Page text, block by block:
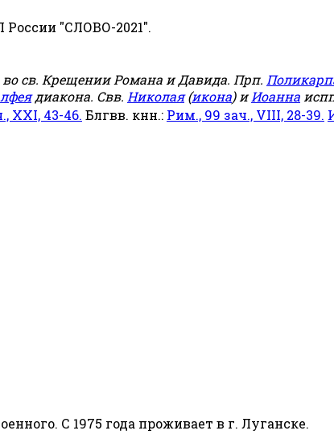
России "СЛОВО-2021".
во св. Крещении Романа и Давида. Прп.
диакона. Свв. Николая(икона) иИоанна
XXI, 43-46. Блгвв. кнн.: Рим., 99 зач., VIII, 28-39.
С 1975 года проживает в г. Луганске.